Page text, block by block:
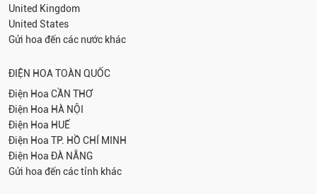
United Kingdom
United States
Gửi hoa đến các nước khác
ĐIỆN HOA TOÀN QUỐC
Điện Hoa CẦN THƠ
Điện Hoa HÀ NỘI
Điện Hoa HUẾ
Điện Hoa TP. HỒ CHÍ MINH
Điện Hoa ĐÀ NẴNG
Gửi hoa đến các tỉnh khác